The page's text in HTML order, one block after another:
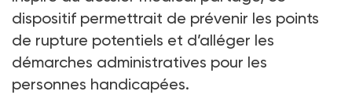
dispositif permettrait de prévenir les points
de rupture potentiels et d’alléger les
démarches administratives pour les
personnes handicapées.